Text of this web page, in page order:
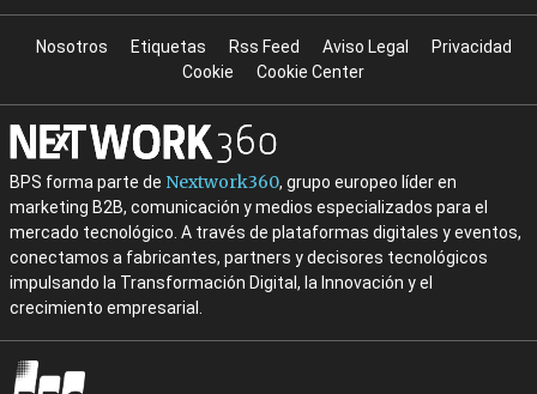
Nosotros Etiquetas Rss Feed Aviso Legal
Privacidad
Cookie
Cookie Center
BPS forma parte de Nextwork360, grupo europeo líder en
marketing B2B, comunicación y medios especializados para el
mercado tecnológico. A través de plataformas digitales y eventos,
conectamos a fabricantes, partners y decisores tecnológicos
impulsando la Transformación Digital, la Innovación y el
crecimiento empresarial.